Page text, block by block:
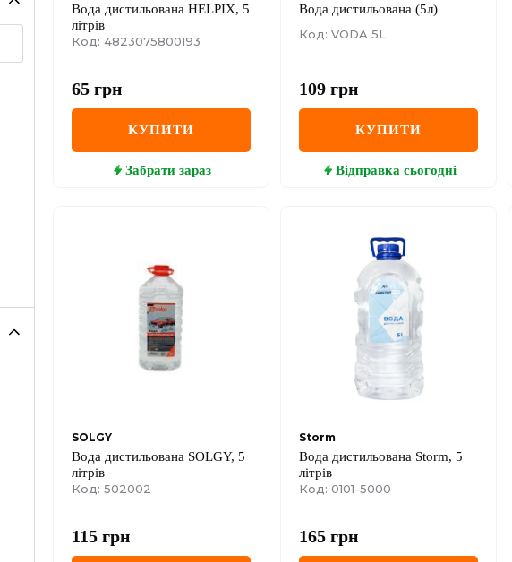
Вода дистильована HELPIX, 5
літрів
Код: 4823075800193
65 грн
КУПИТИ
Забрати зараз
Вода дистильована (5л)
Код: VODA 5L
109 грн
КУПИТИ
Відправка сьогодні
SOLGY
Вода дистильована SOLGY, 5
літрів
Код: 502002
115 грн
Storm
Вода дистильована Storm, 5
літрів
Код: 0101-5000
165 грн